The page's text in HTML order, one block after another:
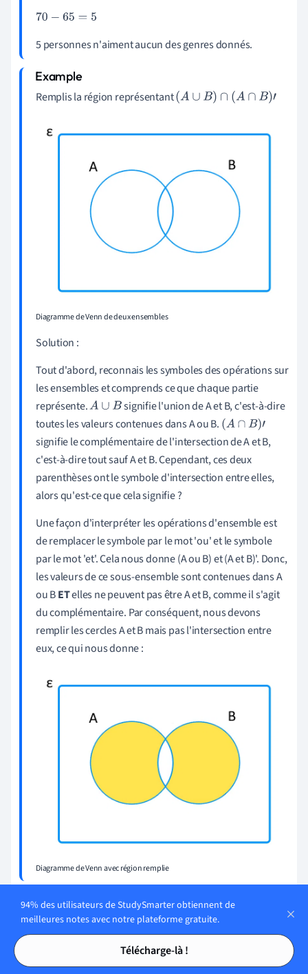
Tables des matières
Tables des matières
70- 65 =5
5 personnes n'aiment aucun des genres donnés.
Remplis la région représentant(A∪B )∩(A ∩ B )'
Diagramme de Venn de deux ensembles
Solution :
Tout d'abord, reconnais les symboles des opérations sur
les ensembles et comprends ce que chaque partie
représente.A∪B
signifie l'union de A et B, c'est-à-dire
toutes les valeurs contenues dans A ou B. A∩B'
signifie le complémentaire de l'intersection de A et B,
c'est-à-dire tout sauf A et B. Cependant, ces deux
parenthèses ont le symbole d'intersection entre elles,
alors qu'est-ce que cela signifie ?
Une façon d'interpréter les opérations d'ensemble est
de remplacer le symbole par le mot 'ou' et le symbole
par le mot 'et'. Cela nous donne (A ou B) et (A et B)'. Donc,
les valeurs de ce sous-ensemble sont contenues dans A
ou BETelles ne peuvent pas être A et B,comme il s'agit
du complémentaire. Par conséquent, nous devons
remplir les cercles A et B mais pas l'intersection entre
eux, ce qui nous donne :
Diagramme de Venn avec région remplie
Diagramme de Venn - Points clés
Un diagramme de Venn est un diagramme qui illustre les
relations entre des ensembles de données. Ils
permettent de regrouper les données en sous-
94% des utilisateurs de StudySmarter obtiennent de
meilleures notes avec notre plateforme gratuite.
Télécharge-là !